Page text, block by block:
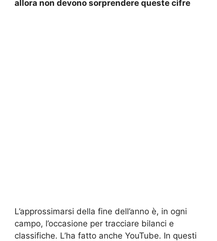
allora non devono sorprendere queste cifre
L’approssimarsi della fine dell’anno è, in ogni
campo, l’occasione per tracciare bilanci e
classifiche. L’ha fatto anche YouTube. In questi